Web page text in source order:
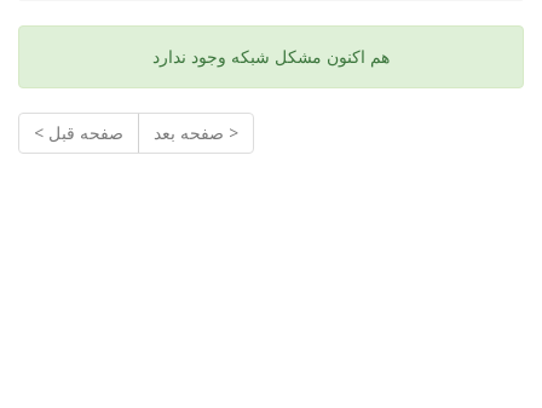
هم اکنون مشکل شبکه وجود ندارد
< صفحه قبل صفحه بعد >